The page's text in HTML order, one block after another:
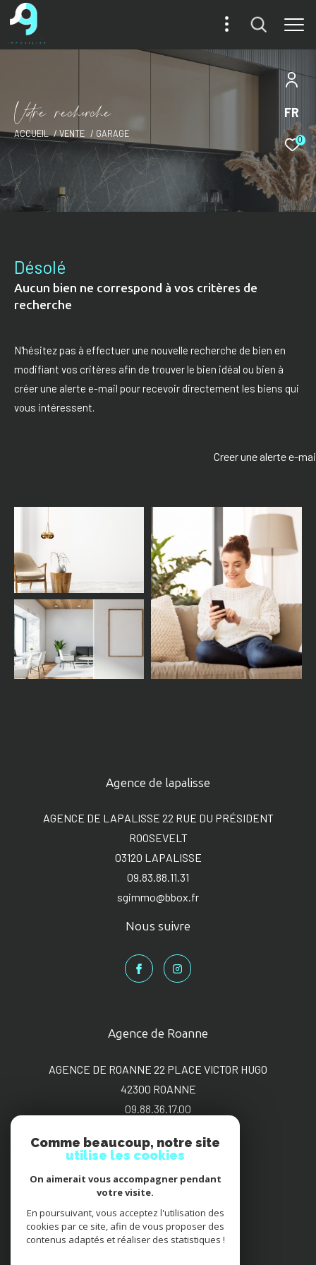
FR
0
Vore recece
ACCUEIL VENTE GARAGE
Désolé
Aucun bien ne correspond à vos critères de
recherche
N'hésitez pas à effectuer une nouvelle recherche de bien en
modifiant vos critères afin de trouver le bien idéal ou bien à
créer une alerte e-mail pour recevoir directement les biens qui
vous intéressent.
Creer une alerte e-
Agence de Roanne
AGENCE DE ROANNE 22 PLACE VICTOR HUGO
42300
ROANNE
09.88.36.17.00
Agence de lapalisse
AGENCE DE LAPALISSE 22 RUE DU PRÉSIDENT
ROOSEVELT
03120
LAPALISSE
09.83.88.11.31
sgimmo@bbox.fr
Nous suivre
Adhérents
Comme beaucoup, notre site
utilise les cookies
On aimerait vous accompagner pendant
votre visite.
En poursuivant, vous acceptez l'utilisation des
cookies par ce site, afin de vous proposer des
contenus adaptés et réaliser des statistiques !